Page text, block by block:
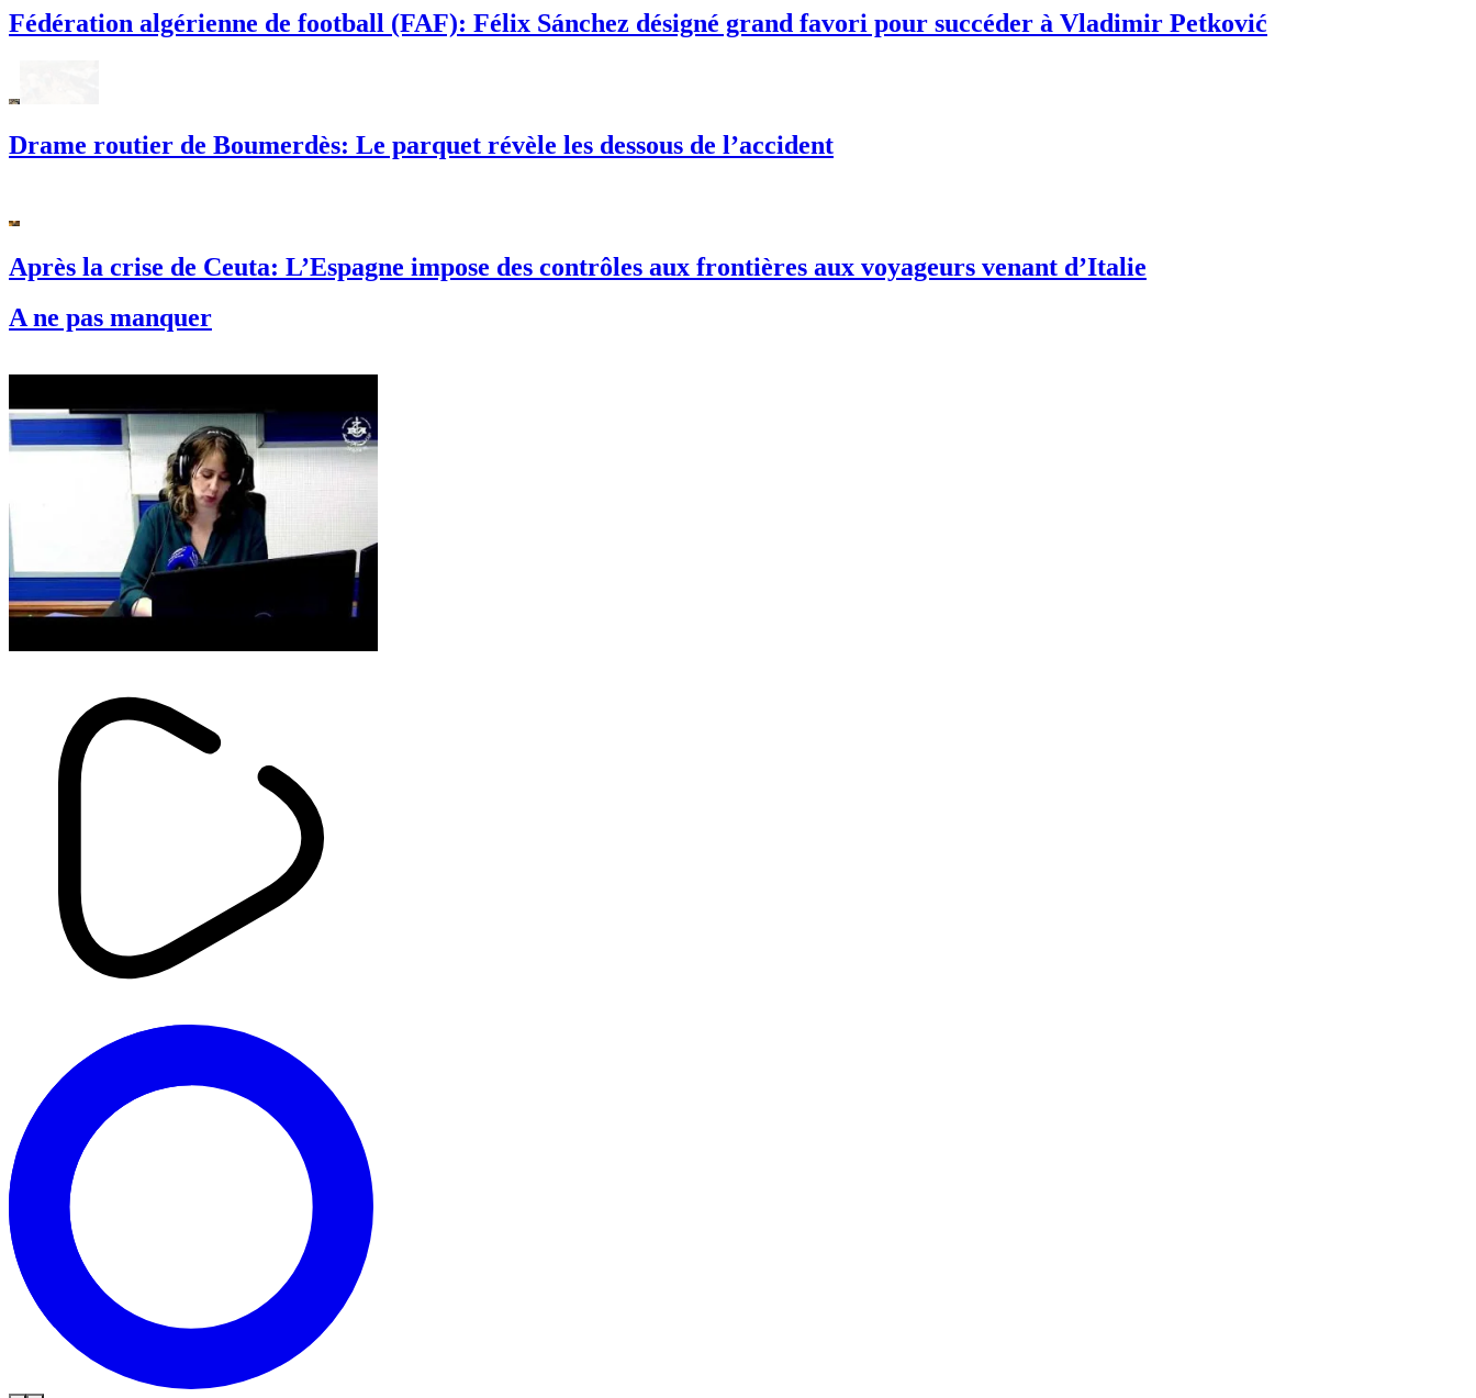
Fédération algérienne de football (FAF): Félix Sánchez désigné grand favori pour succéder à Vladimir Petković
Drame routier de Boumerdès: Le parquet révèle les dessous de l’accident
Après la crise de Ceuta: L’Espagne impose des contrôles aux frontières aux voyageurs venant d’Italie
A ne pas manquer